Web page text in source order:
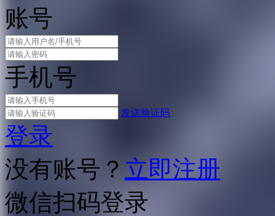
账号
手机号
发送验证码
登录
没有账号？ 立即注册
微信扫码登录